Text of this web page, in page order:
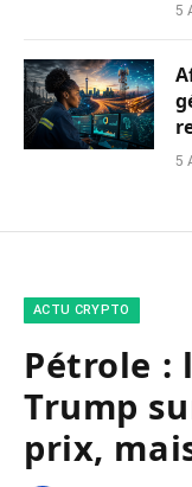
5
5
ACTU CRYPTO
Pétrole :
Trump
prix,